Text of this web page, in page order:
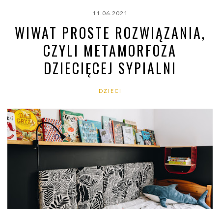
11.06.2021
WIWAT PROSTE ROZWIĄZANIA,
CZYLI METAMORFOZA
DZIECIĘCEJ SYPIALNI
DZIECI